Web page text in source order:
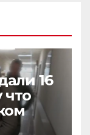
16
что